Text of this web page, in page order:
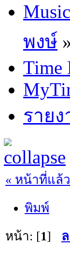
พงษ์
Time
ราย
« หน้าที่แล้ว
พิมพ์
หน้า: [1]